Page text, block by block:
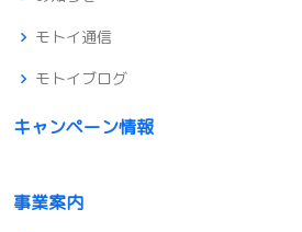
モトイ通信
モトイブログ
キャンペーン情報
事業案内